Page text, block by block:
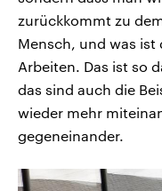
zurückkommt zu
Mensch, und was ist
Arbeiten. Das ist so
das sind auch die
wieder mehr
gegeneinander.